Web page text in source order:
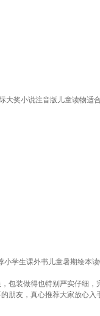
奖小说注音版儿童读物适
学生课外书儿童暑期绘本
包装做得也特别严实仔细
朋友，真心推荐大家放心入